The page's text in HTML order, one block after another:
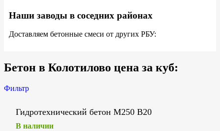
Наши заводы в соседних районах
Доставляем бетонные смеси от других РБУ:
Бетон в Колотилово цена за куб:
Фильтр
Гидротехнический бетон М250 В20
В наличии